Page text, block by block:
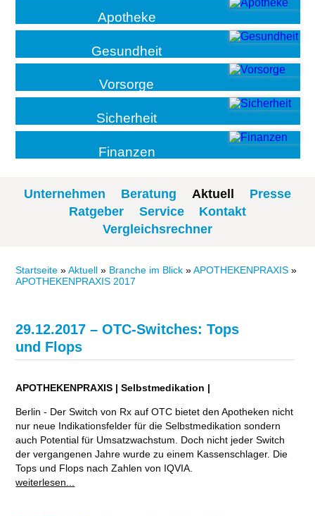
Apotheke
Gesundheit
Vorsorge
Sicherheit
Finanzen
Unternehmen Beratung Aktuell
Presse
Ratgeber
Service
Kontakt
Vergleichsrechner
Startseite »Aktuell » Branche im Blick »APOTHEKENPRAXIS »
APOTHEKENPRAXIS 2017
29.12.2017 – OTC-Switches: Tops
und Flops
APOTHEKENPRAXIS | Selbstmedikation |
Berlin - Der Switch von Rx auf OTC bietet den Apotheken nicht
nur neue Indikationsfelder für die Selbstmedikation sondern
auch Potential für Umsatzwachstum. Doch nicht jeder Switch
der vergangenen Jahre wurde zu einem Kassenschlager. Die
Tops und Flops nach Zahlen von IQVIA.
weiterlesen...